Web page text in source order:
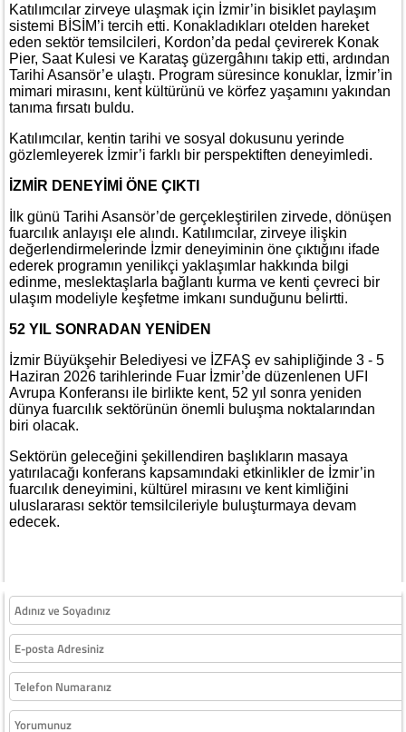
Katılımcılar zirveye ulaşmak için İzmir’in bisiklet paylaşım
sistemi BİSİM’i tercih etti. Konakladıkları otelden hareket
eden sektör temsilcileri, Kordon’da pedal çevirerek Konak
Pier, Saat Kulesi ve Karataş güzergâhını takip etti, ardından
Tarihi Asansör’e ulaştı. Program süresince konuklar, İzmir’in
mimari mirasını, kent kültürünü ve körfez yaşamını yakından
tanıma fırsatı buldu.
Katılımcılar, kentin tarihi ve sosyal dokusunu yerinde
gözlemleyerek İzmir’i farklı bir perspektiften deneyimledi.
İZMİR DENEYİMİ ÖNE ÇIKTI
İlk günü Tarihi Asansör’de gerçekleştirilen zirvede, dönüşen
fuarcılık anlayışı ele alındı. Katılımcılar, zirveye ilişkin
değerlendirmelerinde İzmir deneyiminin öne çıktığını ifade
ederek programın yenilikçi yaklaşımlar hakkında bilgi
edinme, meslektaşlarla bağlantı kurma ve kenti çevreci bir
ulaşım modeliyle keşfetme imkanı sunduğunu belirtti.
52 YIL SONRADAN YENİDEN
İzmir Büyükşehir Belediyesi ve İZFAŞ ev sahipliğinde 3 - 5
Haziran 2026 tarihlerinde Fuar İzmir’de düzenlenen UFI
Avrupa Konferansı ile birlikte kent, 52 yıl sonra yeniden
dünya fuarcılık sektörünün önemli buluşma noktalarından
biri olacak.
Sektörün geleceğini şekillendiren başlıkların masaya
yatırılacağı konferans kapsamındaki etkinlikler de İzmir’in
fuarcılık deneyimini, kültürel mirasını ve kent kimliğini
uluslararası sektör temsilcileriyle buluşturmaya devam
edecek.